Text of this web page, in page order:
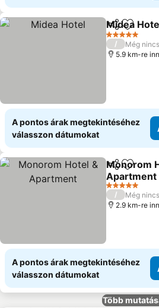
Megosztás
Midea
5 Kategória
/
Még
5.9 km-re
A pontos árak megtekintéséhez
válasszon dátumokat
Megosztás
Monorom
Apartment
Árak
5 Kategória
/
Még
2.9 km-re
A pontos árak megtekintéséhez
válasszon dátumokat
Több